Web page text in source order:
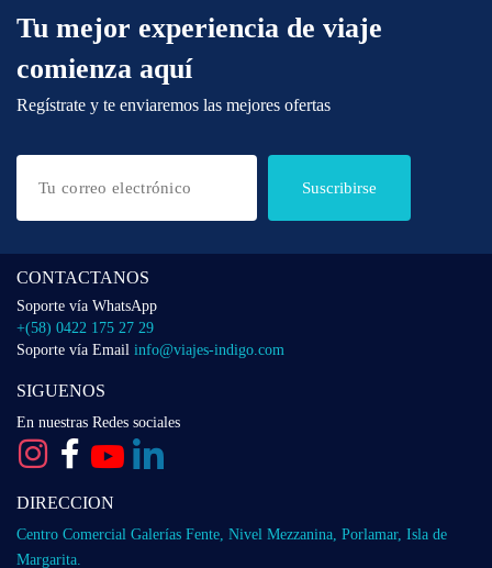
Tu mejor experiencia de viaje
comienza aquí
Regístrate y te enviaremos las mejores ofertas
Suscribirse
CONTACTANOS
Soporte vía WhatsApp
+(58) 0422 175 27 29
Soporte vía Email info@viajes-indigo.com
SIGUENOS
En nuestras Redes sociales
DIRECCION
Centro Comercial Galerías Fente, Nivel Mezzanina, Porlamar, Isla de
Margarita.